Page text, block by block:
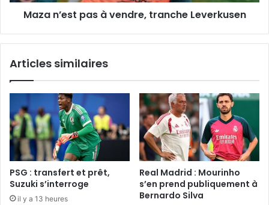
Maza n’est pas à vendre, tranche Leverkusen
Articles similaires
PSG : transfert et prêt,
Suzuki s’interroge
il y a 13 heures
Real Madrid : Mourinho
s’en prend publiquement à
Bernardo Silva